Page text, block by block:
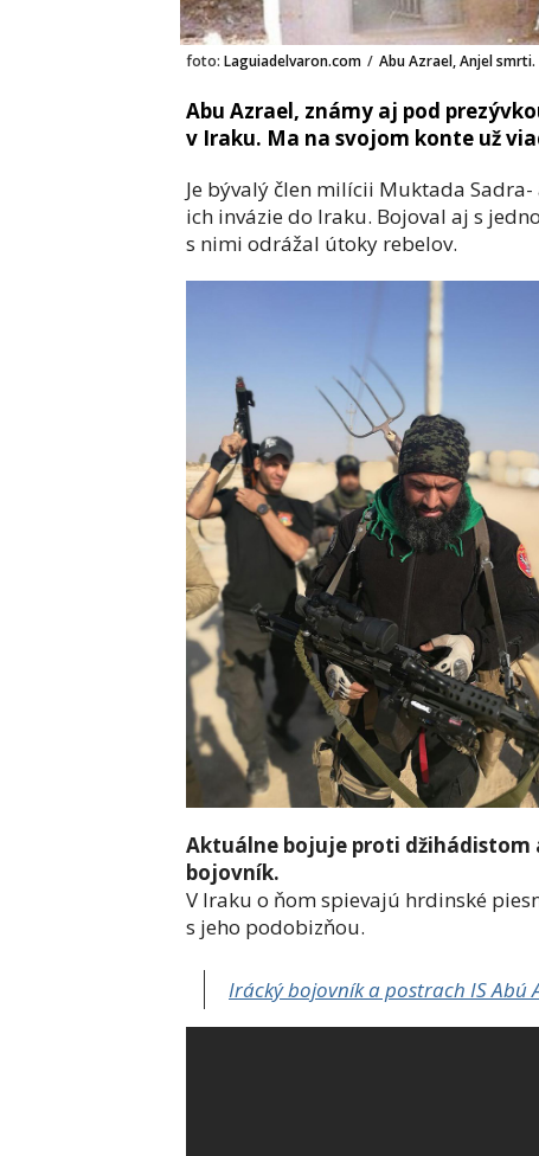
foto: Laguiadelvaron.com / Abu Azrael, Anjel smrti.
Abu Azrael, známy aj pod
v Iraku. Ma na svojom konte už
Je bývalý člen milícii Muktada
ich invázie do Iraku. Bojoval aj s
s nimi odrážal útoky rebelov.
Aktuálne bojuje proti džihádistom
bojovník.
V Iraku o ňom spievajú hrdinské
s jeho podobizňou.
Irácký bojovník a postrach IS Abú